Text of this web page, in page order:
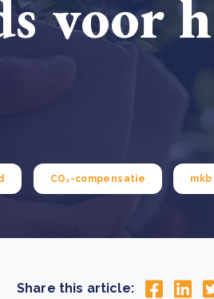
voor
CO₂-compensatie mkb
Share this article: